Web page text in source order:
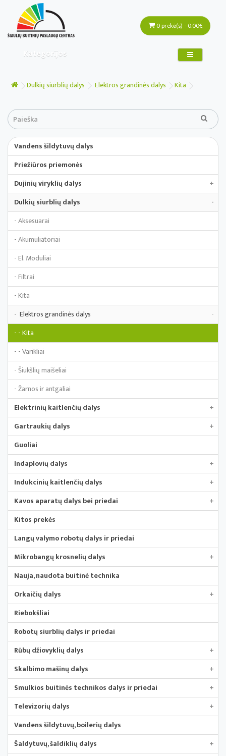
Kategorijos
0 prekė(s) - 0.00€
Dulkių siurblių dalys Elektros grandinės dalys Kita
Vandens šildytuvų dalys
Priežiūros priemonės
Dujinių viryklių dalys
+
Dulkių siurblių dalys
-
- Aksesuarai
- Akumuliatoriai
- El. Moduliai
- Filtrai
- Kita
- Elektros grandinės dalys
-
- - Kita
- - Varikliai
- Šiukšlių maišeliai
- Žarnos ir antgaliai
Elektrinių kaitlenčių dalys
+
Gartraukių dalys
+
Guoliai
Indaplovių dalys
+
Indukcinių kaitlenčių dalys
+
Kavos aparatų dalys bei priedai
+
Kitos prekės
Langų valymo robotų dalys ir priedai
Mikrobangų krosnelių dalys
+
Nauja, naudota buitinė technika
Orkaičių dalys
+
Riebokšliai
Robotų siurblių dalys ir priedai
Rūbų džiovyklių dalys
+
Skalbimo mašinų dalys
+
Smulkios buitinės technikos dalys ir priedai
+
Televizorių dalys
+
Vandens šildytuvų, boilerių dalys
Šaldytuvų, šaldiklių dalys
+